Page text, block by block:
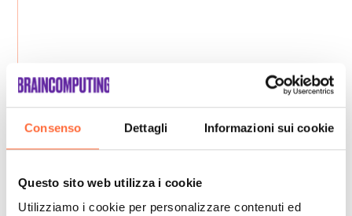
Consenso Dettagli Informazioni sui cookie
Questo sito web utilizza i cookie
Utilizziamo i cookie per personalizzare contenuti ed